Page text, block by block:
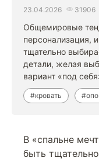
23.04.2026 31906
Общемировые
персонализация,
тщательно
детали, желая
вариант «под
#кровать
В «спальне
быть